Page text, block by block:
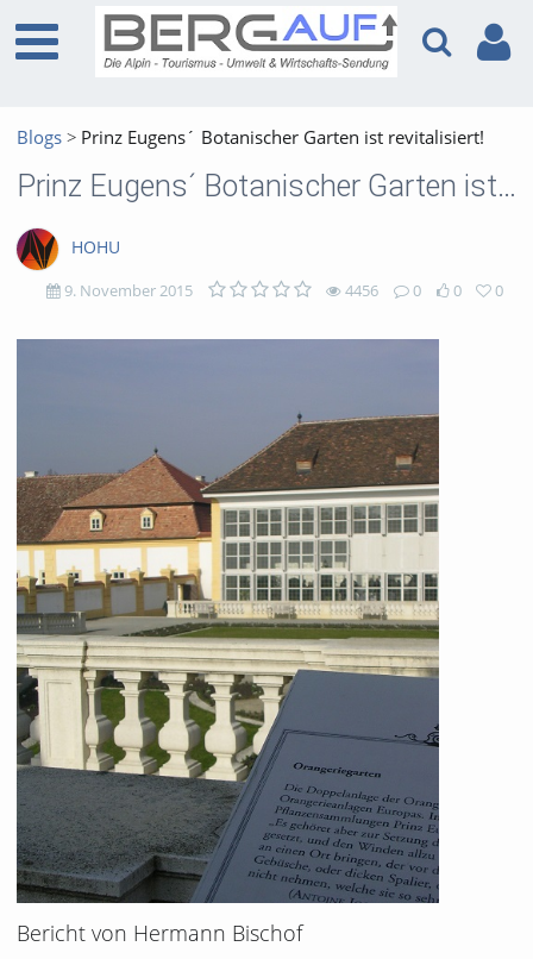
Blogs Prinz Eugens´ Botanischer Garten ist revitalisiert!
Prinz Eugens´ Botanischer Garten ist revitalisiert!
HOHU
9. November 2015 4456
4456
0 0 0
Bericht von Hermann Bischof